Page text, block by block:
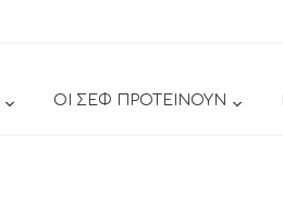
ΟΙ ΣΕΦ ΠΡΟΤΕΙΝΟΥΝ